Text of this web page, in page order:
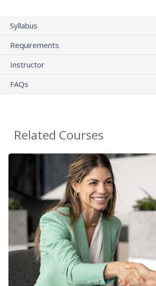
Syllabus
Requirements
Instructor
FAQs
Related Courses